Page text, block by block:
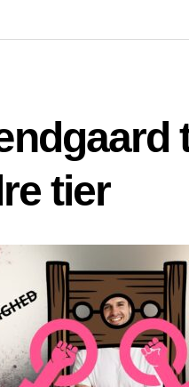
tier